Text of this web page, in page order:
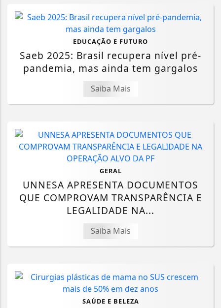
EDUCAÇÃO E FUTURO
Saeb 2025: Brasil recupera nível pré-
pandemia, mas ainda tem gargalos
Saiba Mais
GERAL
UNNESA APRESENTA DOCUMENTOS
QUE COMPROVAM TRANSPARÊNCIA E
LEGALIDADE NA...
Saiba Mais
SAÚDE E BELEZA